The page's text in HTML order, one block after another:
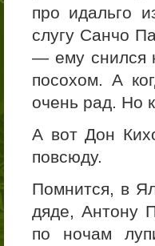
про идальго
слугу Санчо
— ему снился
посохом. А
очень рад. Но
А вот Дон
повсюду.
Помнится, в
дяде, Антону
по ночам